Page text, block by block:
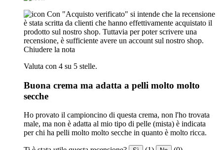
Con "Acquisto verificato" si intende che la recensione
è stata scritta da clienti che hanno effettivamente acquistato il
prodotto sul nostro shop. Tuttavia per poter scrivere una
recensione, è sufficiente avere un account sul nostro shop.
Chiudere la nota
Valuta con 4 su 5 stelle.
Buona crema ma adatta a pelli molto molto
secche
Ho provato il campioncino di questa crema, non l'ho trovata
male, ma non è adatta al mio tipo di pelle (mista) è indicata
per chi ha pelli molto molto secche in quanto è molto ricca.